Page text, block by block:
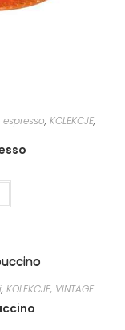
espresso, KOLEKCJE,
, KOLEKCJE, VINTAGE